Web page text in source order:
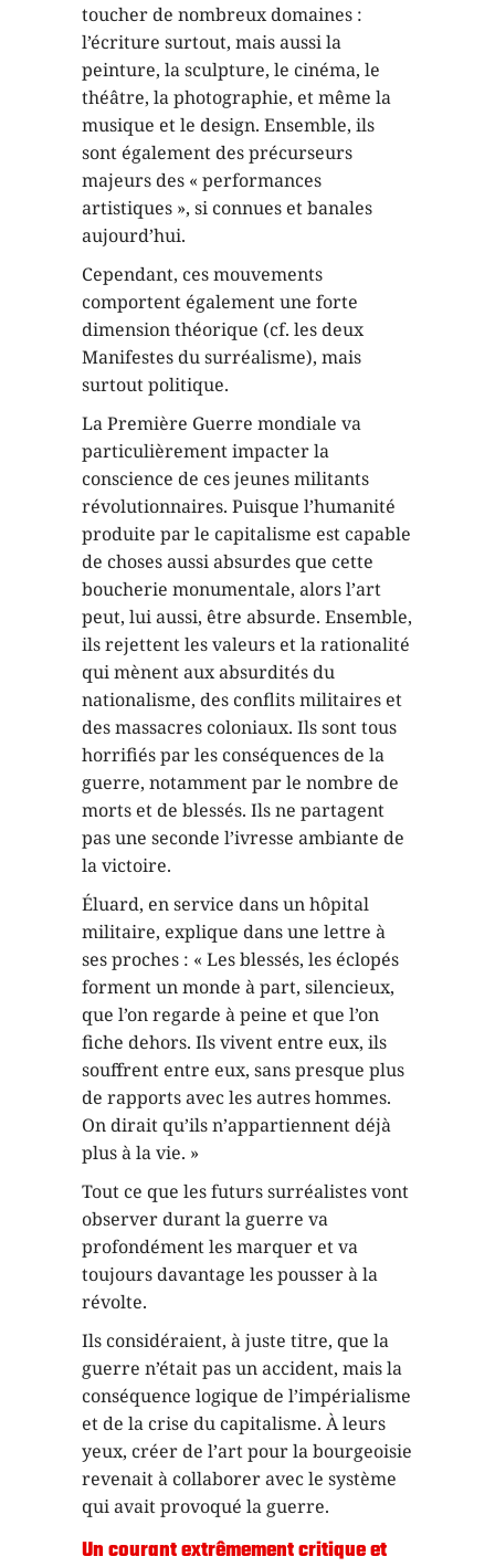
toucher de nombreux domaines :
l’écriture surtout, mais aussi la
peinture, la sculpture, le cinéma, le
théâtre, la photographie, et même la
musique et le design. Ensemble, ils
sont également des précurseurs
majeurs des « performances
artistiques », si connues et banales
aujourd’hui.
Cependant, ces mouvements
comportent également une forte
dimension théorique (cf. les deux
Manifestes du surréalisme), mais
surtout politique.
La Première Guerre mondiale va
particulièrement impacter la
conscience de ces jeunes militants
révolutionnaires. Puisque l’humanité
produite par le capitalisme est capable
de choses aussi absurdes que cette
boucherie monumentale, alors l’art
peut, lui aussi, être absurde. Ensemble,
ils rejettent les valeurs et la rationalité
qui mènent aux absurdités du
nationalisme, des conflits militaires et
des massacres coloniaux. Ils sont tous
horrifiés par les conséquences de la
guerre, notamment par le nombre de
morts et de blessés. Ils ne partagent
pas une seconde l’ivresse ambiante de
la victoire.
Éluard, en service dans un hôpital
militaire, explique dans une lettre à
ses proches : « Les blessés, les éclopés
forment un monde à part, silencieux,
que l’on regarde à peine et que l’on
fiche dehors. Ils vivent entre eux, ils
souffrent entre eux, sans presque plus
de rapports avec les autres hommes.
On dirait qu’ils n’appartiennent déjà
plus à la vie. »
Tout ce que les futurs surréalistes vont
observer durant la guerre va
profondément les marquer et va
toujours davantage les pousser à la
révolte.
Ils considéraient, à juste titre, que la
guerre n’était pas un accident, mais la
conséquence logique de l’impérialisme
et de la crise du capitalisme. À leurs
yeux, créer de l’art pour la bourgeoisie
revenait à collaborer avec le système
qui avait provoqué la guerre.
Un courant extrêmement critique et